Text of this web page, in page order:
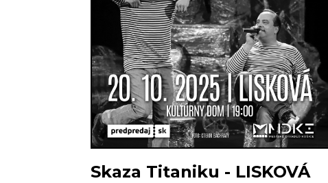
Skaza Titaniku - LISKOVÁ